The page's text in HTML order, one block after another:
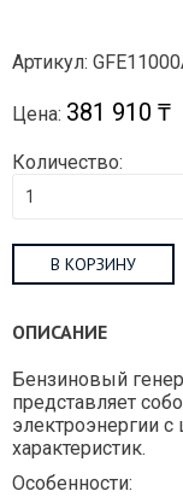
Артикул:
Цена: 381 910 ₸
Количество:
В КОРЗИНУ
ОПИСАНИЕ
Бензиновый
представляет
электроэнергии
характеристик.
Особенности: